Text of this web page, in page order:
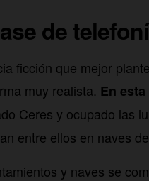
de
ficción que mejor
muy realista. En
Ceres y ocupado las
entre ellos en naves
y naves se